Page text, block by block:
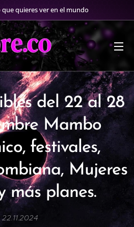
que quieres ver en el mundo
del 22 al 28
Mambo
festivales,
Mujeres
más planes.
22.11.2024